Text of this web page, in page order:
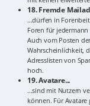
18. Fremde
...dürfen in
Foren für
Auch vom Posten
Wahrscheinlichkeit,
Adresslisten von
hoch.
19. Avatare...
...sind mit Nutzern
können. Für Avatare